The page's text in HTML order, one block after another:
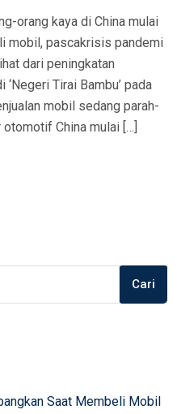
orang kaya di China mulai
mobil, pascakrisis pandemi
dari peningkatan
Tirai Bambu’ pada
mobil sedang parah-
China mulai […]
Cari
Saat Membeli Mobil